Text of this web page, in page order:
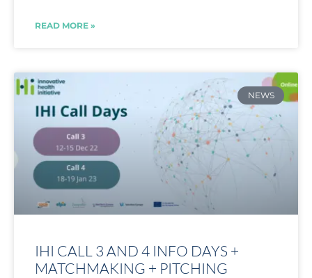
READ MORE »
NEWS
IHI CALL 3 AND 4 INFO DAYS +
MATCHMAKING + PITCHING